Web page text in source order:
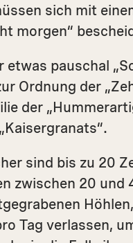
sich mit
morgen“
etwas pauschal
Ordnung der
der
sind bis zu 20
zwischen 20 und
Tag verlassen,